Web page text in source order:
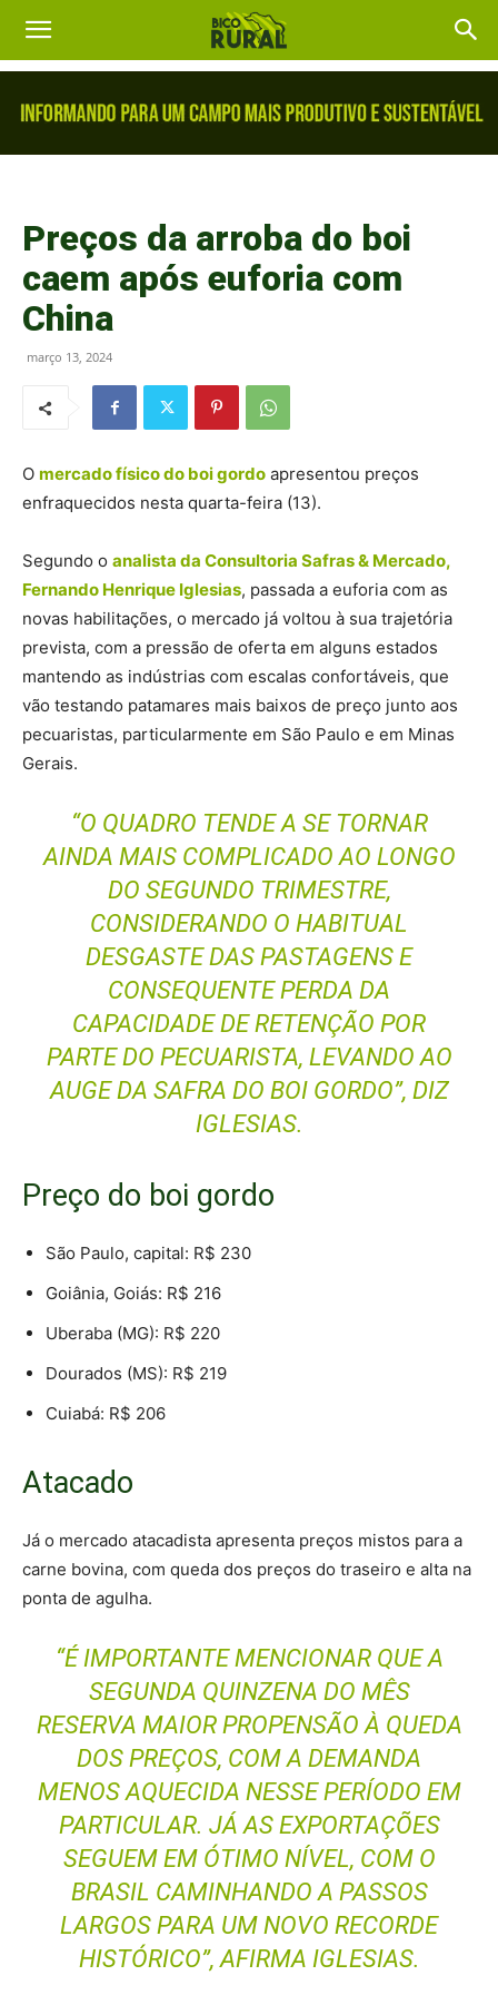
Preços da arroba do boi
caem após euforia com
China
março 13, 2024
O mercado físico do boi gordo apresentou preços
enfraquecidos nesta quarta-feira (13).
Segundo o analista da Consultoria Safras & Mercado,
Fernando Henrique Iglesias, passada a euforia com as
novas habilitações, o mercado já voltou à sua trajetória
prevista, com a pressão de oferta em alguns estados
mantendo as indústrias com escalas confortáveis, que
vão testando patamares mais baixos de preço junto aos
pecuaristas, particularmente em São Paulo e em Minas
Gerais.
“O QUADRO TENDE A SE TORNAR
AINDA MAIS COMPLICADO AO LONGO
DO SEGUNDO TRIMESTRE,
CONSIDERANDO O HABITUAL
DESGASTE DAS PASTAGENS E
CONSEQUENTE PERDA DA
CAPACIDADE DE RETENÇÃO POR
PARTE DO PECUARISTA, LEVANDO AO
AUGE DA SAFRA DO BOI GORDO”, DIZ
IGLESIAS.
Preço do boi gordo
São Paulo, capital: R$ 230
Goiânia, Goiás: R$ 216
Uberaba (MG): R$ 220
Dourados (MS): R$ 219
Cuiabá: R$ 206
Atacado
Já o mercado atacadista apresenta preços mistos para a
carne bovina, com queda dos preços do traseiro e alta na
ponta de agulha.
“É IMPORTANTE MENCIONAR QUE A
SEGUNDA QUINZENA DO MÊS
RESERVA MAIOR PROPENSÃO À QUEDA
DOS PREÇOS, COM A DEMANDA
MENOS AQUECIDA NESSE PERÍODO EM
PARTICULAR. JÁ AS EXPORTAÇÕES
SEGUEM EM ÓTIMO NÍVEL, COM O
BRASIL CAMINHANDO A PASSOS
LARGOS PARA UM NOVO RECORDE
HISTÓRICO”, AFIRMA IGLESIAS.